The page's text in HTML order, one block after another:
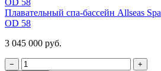
Плавательный спа-бассейн Allseas Spa
OD 58
3 045 000 руб.
−
+